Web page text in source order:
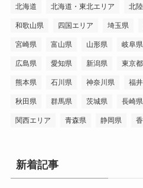
北海道 北海道・東北エリア 北
和歌山県 四国エリア 埼玉県
宮崎県 富山県 山形県 岐阜県
広島県 愛知県 新潟県 東京都
熊本県 石川県 神奈川県 福
秋田県 群馬県 茨城県 長崎県
関西エリア 青森県 静岡県
新着記事